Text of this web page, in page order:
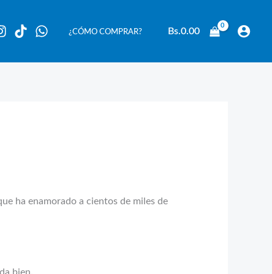
¿CÓMO COMPRAR? Bs.0.00
ha enamorado a cientos de miles de